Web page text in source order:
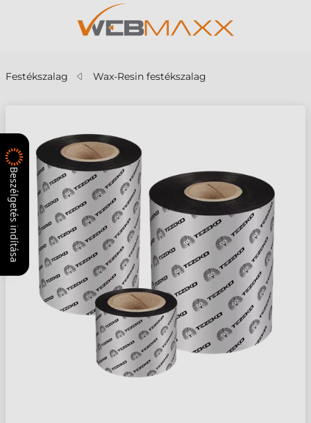
Festékszalag Wax-Resin festékszalag
Beszélgetés indítása